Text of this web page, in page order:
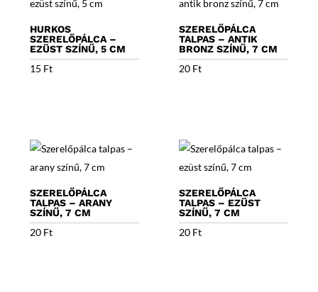
HURKOS
SZERELŐPÁLCA –
EZÜST SZÍNŰ, 5 CM
15 Ft
SZERELŐPÁLCA
TALPAS – ANTIK
BRONZ SZÍNŰ, 7 CM
20 Ft
SZERELŐPÁLCA
TALPAS – ARANY
SZÍNŰ, 7 CM
20 Ft
SZERELŐPÁLCA
TALPAS – EZÜST
SZÍNŰ, 7 CM
20 Ft